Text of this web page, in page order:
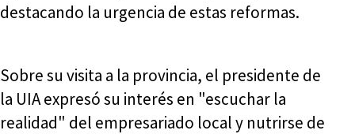
destacando la urgencia de estas reformas.
Sobre su visita a la provincia, el presidente de
la UIA expresó su interés en "escuchar la
realidad" del empresariado local y nutrirse de